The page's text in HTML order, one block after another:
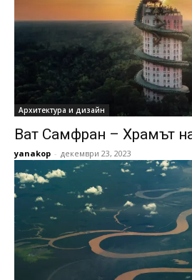
Архитектура и дизайн
Ват Самфран – Храмът
yanakop - декември 23, 2023